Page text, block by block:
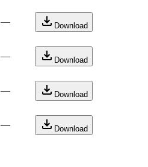
— Download
— Download
— Download
— Download